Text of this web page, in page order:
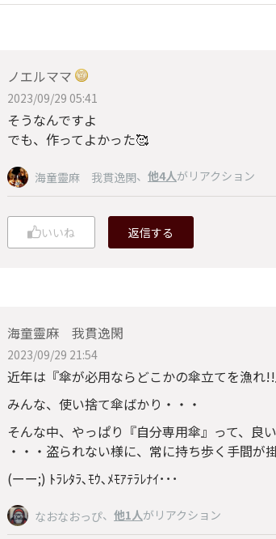
ノエルママ
2023/09/29 05:41
そうなんですよ
でも、作ってよかった🥰
海童靈麻 我貫逸閑、 他4人がリアクション
いいね 返信する
海童靈麻 我貫逸閑
2023/09/29 21:54
近年は『傘が必用ならどこかの傘立てを漁れ
みんな、使い捨て傘ばかり・・・
そんな中、やっぱり『自分専用傘』って、良
・・・盗られない様に、常に持ち歩く手間が
(ーー;) ﾄﾗﾚﾀﾗ､ﾓｳ､ﾒﾓｱﾃﾗﾚﾅｲ･･･
なおなおっぴ、 他1人がリアクション